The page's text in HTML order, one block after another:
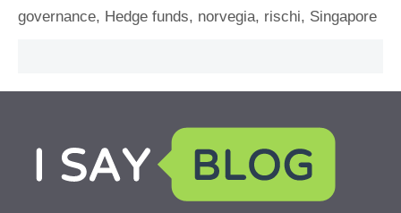
governance, Hedge funds, norvegia, rischi, Singapore